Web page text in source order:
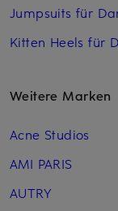
Jumpsuits für
Kitten Heels für
Weitere Marken
Acne Studios
AMI PARIS
AUTRY